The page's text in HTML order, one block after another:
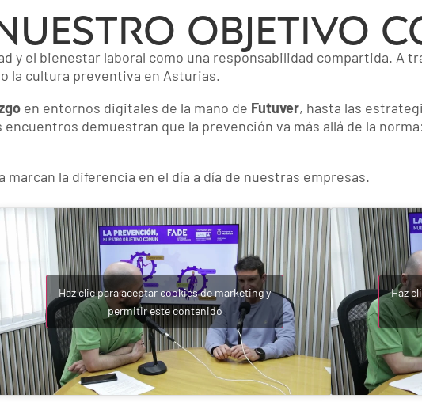
OBJETIVO
y el bienestar laboral como una responsabilidad compartida. A
la cultura preventiva en Asturias.
en entornos digitales de la mano de Futuver, hasta las
encuentros demuestran que la prevención va más allá de la
la diferencia en el día a día de nuestras empresas.
Haz clic para aceptar cookies de marketing y
permitir este contenido
Haz